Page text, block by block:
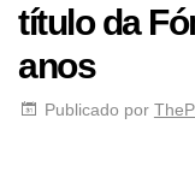
título da
anos
Publicado por